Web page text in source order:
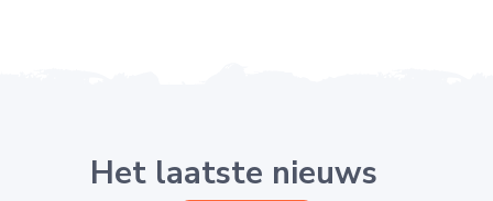
Het laatste nieuws